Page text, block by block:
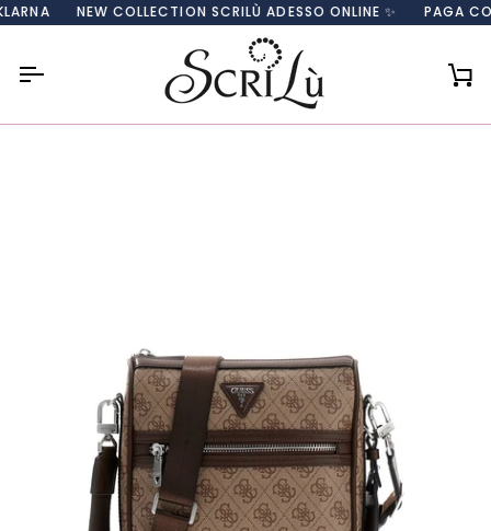
Salta
al
NEW COLLECTION SCRILÙ ADESSO ONLINE ✨ PAGA CON